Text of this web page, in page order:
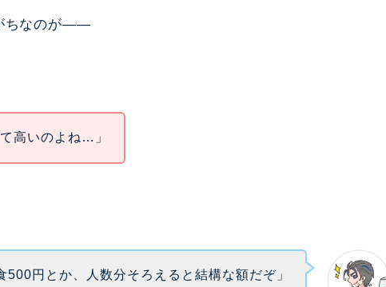
ちなのが——
高いのよね…」
500円とか、人数分そろえると結構な額だぞ」